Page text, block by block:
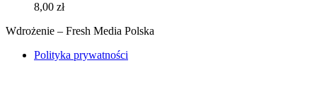
8,00 zł
Wdrożenie – Fresh Media Polska
Polityka prywatności